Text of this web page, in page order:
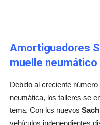
Amortiguadores
muelle neumático
Debido al creciente
neumática, los talleres se
tema. Con los nuevos
vehículos independientes